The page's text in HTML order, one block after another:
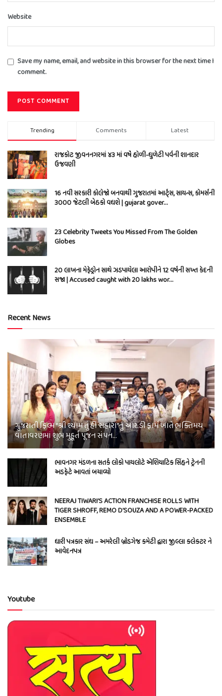
Website
Save my name, email, and website in this browser for the next time I
comment.
Trending Comments Latest
રાજકોટ જીવનનગરમાં ૪૩ માં વર્ષે હોળી-ધુળેટી પર્વની શાનદાર
ઉજવણી
16 નવી સરકારી કોલેજો બનવાથી ગુજરાતમાં આર્ટ્સ, સાયન્સ, કોમર્સની
3000 જેટલી બેઠકો વધશે | gujarat gover…
23 Celebrity Tweets You Missed From The Golden
Globes
20 લાખના મેફેડ્રોન સાથે ઝડપાયેલા આરોપીને 12 વર્ષની સખ્ત કેદની
સજા | Accused caught with 20 lakhs wor…
Recent News
ગુજરાતી ફિલ્મ “શ્રી શ્યામ તું હી સહારા”નું આર.ડી ફાર્મ ખાતે ભક્તિમય
વાતાવરણમાં શુભ મુહૂર્ત પૂજન સંપન…
ભાવનગર મંડળના સતર્ક લોકો પાયલોટે એશિયાટિક સિંહને ટ્રેનની
અડફેટે આવતાં બચાવ્યો
NEERAJ TIWARI’S ACTION FRANCHISE ROLLS WITH
TIGER SHROFF, REMO D’SOUZA AND A POWER-PACKED
ENSEMBLE
ધારી પત્રકાર સંઘ – અમરેલી બ્રોડગેજ કમેટી દ્વારા જીલ્લા કલેકટર ને
આવેદનપત્ર
Youtube